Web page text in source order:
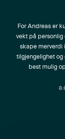
For Andreas er
vekt på personlig
skape merverdi
tilgjengelighet og
best mulig